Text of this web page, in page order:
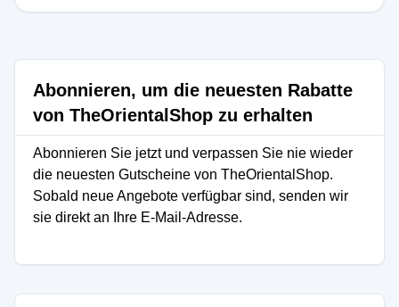
Abonnieren, um die neuesten Rabatte
von TheOrientalShop zu erhalten
Abonnieren Sie jetzt und verpassen Sie nie wieder
die neuesten Gutscheine von TheOrientalShop.
Sobald neue Angebote verfügbar sind, senden wir
sie direkt an Ihre E-Mail-Adresse.